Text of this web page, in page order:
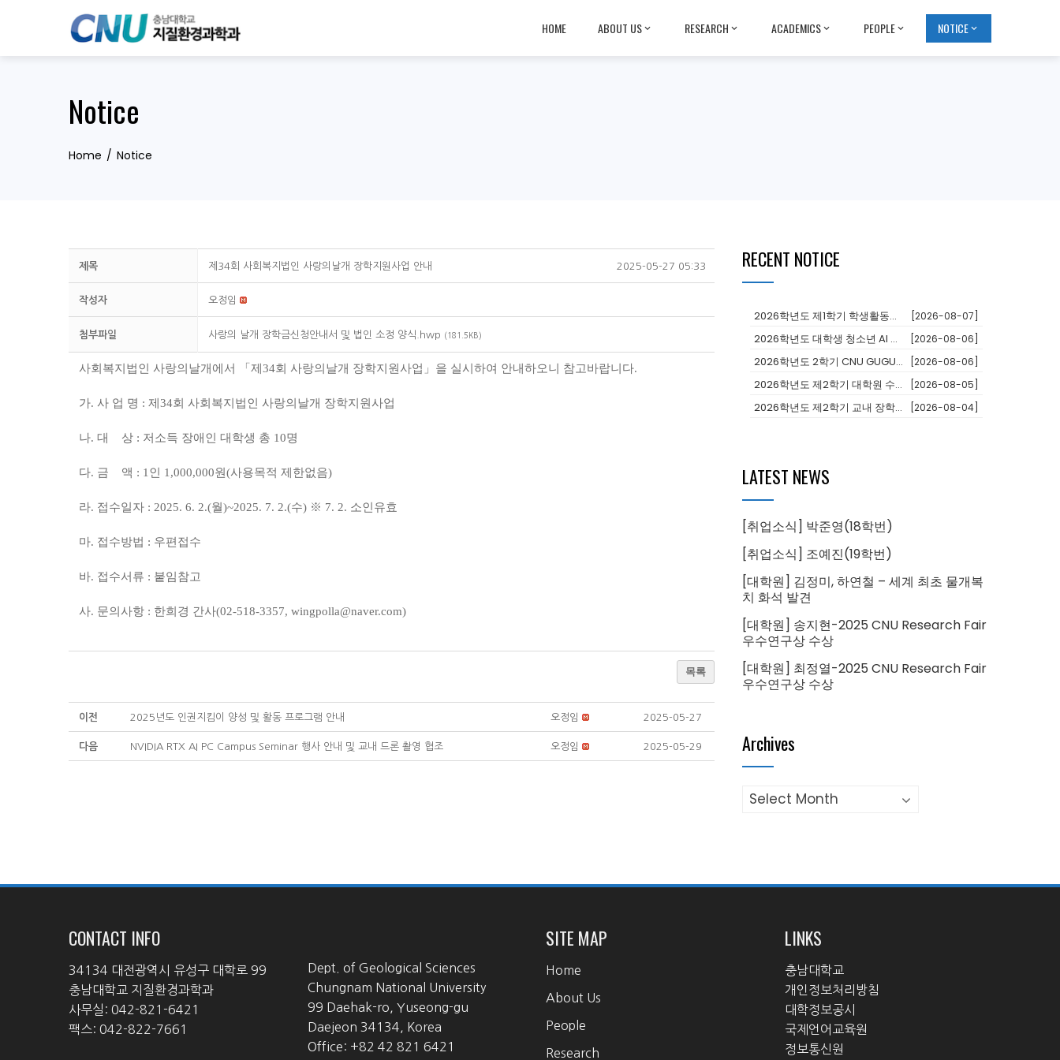
HOME ABOUT US RESEARCH ACADEMICS PEOPLE NOTICE
Notice
Home Notice
제목 제34회 사회복지법인 사랑의날개 장학지원사업 안내 2025-05-27 05:33
작성자 오정임
첨부파일 사랑의 날개 장학금신청안내서 및 법인 소정 양식.hwp (181.5KB)
사회복지법인 사랑의날개에서 「제34회 사랑의날개 장학지원사업」을 실시하여 안내하오니 참고바랍니다.
가. 사 업 명 : 제34회 사회복지법인 사랑의날개 장학지원사업
나. 대 상 : 저소득 장애인 대학생 총 10명
다. 금 액 : 1인 1,000,000원(사용목적 제한없음)
라. 접수일자 : 2025. 6. 2.(월)~2025. 7. 2.(수) ※ 7. 2. 소인유효
마. 접수방법 : 우편접수
바. 접수서류 : 붙임참고
사. 문의사항 : 한희경 간사(02-518-3357, wingpolla@naver.com)
목록
이전 2025년도 인권지킴이 양성 및 활동 프로그램 안내 오정임 2025-05-27
다음 NVIDIA RTX AI PC Campus Seminar 행사 안내 및 교내 드론 촬영 협조 오정임 2025-05-29
RECENT NOTICE
2026학년도 제1학기 학생활동장학금 대상자 추천 [2026-08-07]
2026학년도 대학생 청소년 AI 교육지원사업 장학생 [2026-08-06]
2026학년도 2학기 CNU GUGU(어학과정 및 단기연수)프로그램 참가... [2026-08-06]
2026학년도 제2학기 대학원 수료후연구생 등록 안내 [2026-08-05]
2026학년도 제2학기 교내 장학생 선발 안내 [2026-08-04]
LATEST NEWS
[취업소식] 박준영(18학번)
[취업소식] 조예진(19학번)
[대학원] 김정미, 하연철 – 세계 최초 물개복
치 화석 발견
[대학원] 송지현-2025 CNU Research Fair
우수연구상 수상
[대학원] 최정열-2025 CNU Research Fair
우수연구상 수상
Archives
Archives
CONTACT INFO
34134 대전광역시 유성구 대학로 99
충남대학교 지질환경과학과
사무실: 042-821-6421
팩스: 042-822-7661
Dept. of Geological Sciences
Chungnam National University
99 Daehak-ro, Yuseong-gu
Daejeon 34134, Korea
Office: +82 42 821 6421
SITE MAP
Home
About Us
People
Research
LINKS
충남대학교
개인정보처리방침
대학정보공시
국제언어교육원
정보통신원